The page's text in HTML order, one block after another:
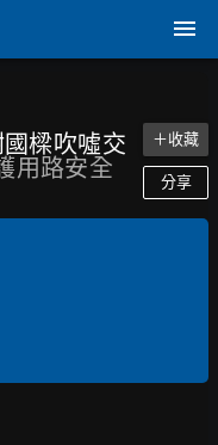
樑吹噓交
用路安全
＋收藏
分享